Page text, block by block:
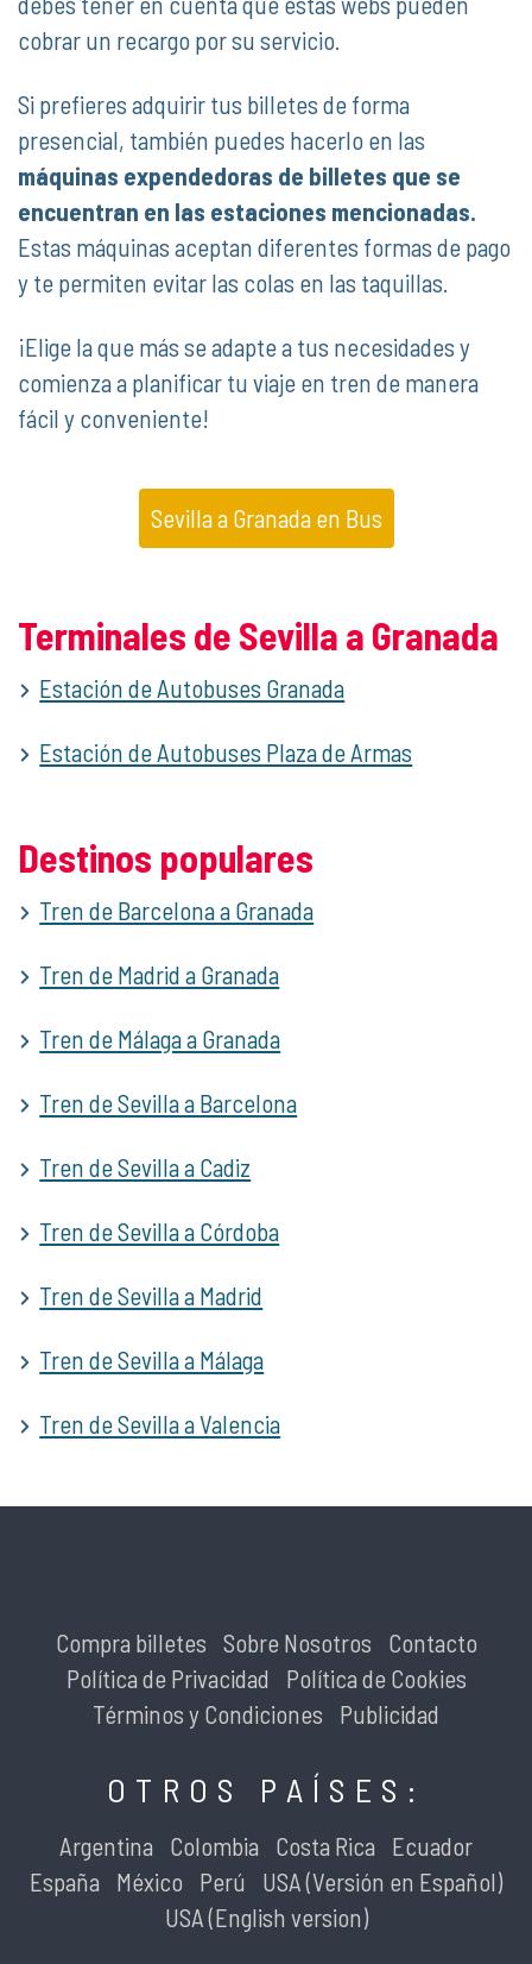
cobrar un recargo por su servicio.
Si prefieres adquirir tus billetes de forma
presencial, también puedes hacerlo en las
máquinas expendedoras de billetes que se
encuentran en las estaciones mencionadas.
Estas máquinas aceptan diferentes formas de pago
y te permiten evitar las colas en las taquillas.
¡Elige la que más se adapte a tus necesidades y
comienza a planificar tu viaje en tren de manera
fácil y conveniente!
Sevilla a Granada en Bus
Terminales de Sevilla a Granada
Estación de Autobuses Granada
Estación de Autobuses Plaza de Armas
Destinos populares
Tren de Barcelona a Granada
Tren de Madrid a Granada
Tren de Málaga a Granada
Tren de Sevilla a Barcelona
Tren de Sevilla a Cadiz
Tren de Sevilla a Córdoba
Tren de Sevilla a Madrid
Tren de Sevilla a Málaga
Tren de Sevilla a Valencia
Compra billetes Sobre Nosotros
Contacto
Política de Privacidad
Política de Cookies
Términos y Condiciones
Publicidad
OTROS PAÍSES:
Argentina Colombia Costa Rica
Ecuador
España
México Perú
USA (Versión en Español)
USA (English version)